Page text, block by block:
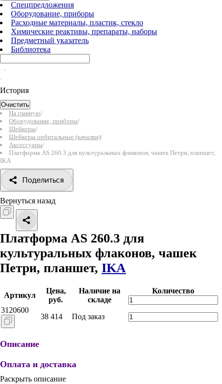
Спецпредложения
Оборудование, приборы
Расходные материалы, пластик, стекло
Химические реактивы, препараты, наборы
Предметный указатель
Библиотека
История
Очистить
На главную/
Оборудование, приборы/
Шейкеры/
Шейкеры орбитальные (качалки)/
Аксессуары/
Платформа AS 260.3 для культуральных флаконов, чашек Петри, планшет,
IKA
Поделиться
Вернуться назад
Платформа AS 260.3 для
культуральных флаконов, чашек
Петри, планшет, IKA
Артикул
Цена,
руб.
Наличие на
складе
Количество
3120600
38 414 Под заказ
Описание
Оплата и доставка
Раскрыть описание